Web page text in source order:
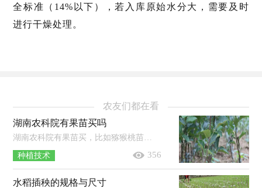
全标准（14%以下），若入库原始水分大，需要及时
进行干燥处理。
农友们都在看
湖南农科院有果苗买吗
湖南农科院有果苗买，比如猕猴桃苗等树苗。果苗即为果树的幼苗，一般是经过人工培育而成的，其种类极多，培育地在全国各地均有分布，比如广...
种植技术 356
水稻插秧的规格与尺寸